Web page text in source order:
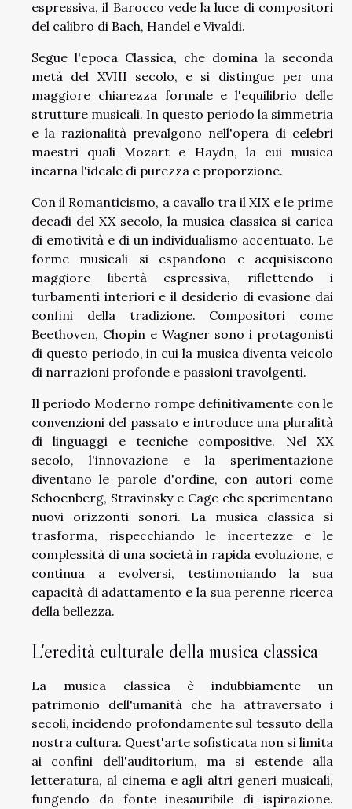
espressiva, il Barocco vede la luce di compositori
del calibro di Bach, Handel e Vivaldi.
Segue l'epoca Classica, che domina la seconda
metà del XVIII secolo, e si distingue per una
maggiore chiarezza formale e l'equilibrio delle
strutture musicali. In questo periodo la simmetria
e la razionalità prevalgono nell'opera di celebri
maestri quali Mozart e Haydn, la cui musica
incarna l'ideale di purezza e proporzione.
Con il Romanticismo, a cavallo tra il XIX e le prime
decadi del XX secolo, la musica classica si carica
di emotività e di un individualismo accentuato. Le
forme musicali si espandono e acquisiscono
maggiore libertà espressiva, riflettendo i
turbamenti interiori e il desiderio di evasione dai
confini della tradizione. Compositori come
Beethoven, Chopin e Wagner sono i protagonisti
di questo periodo, in cui la musica diventa veicolo
di narrazioni profonde e passioni travolgenti.
Il periodo Moderno rompe definitivamente con le
convenzioni del passato e introduce una pluralità
di linguaggi e tecniche compositive. Nel XX
secolo, l'innovazione e la sperimentazione
diventano le parole d'ordine, con autori come
Schoenberg, Stravinsky e Cage che sperimentano
nuovi orizzonti sonori. La musica classica si
trasforma, rispecchiando le incertezze e le
complessità di una società in rapida evoluzione, e
continua a evolversi, testimoniando la sua
capacità di adattamento e la sua perenne ricerca
della bellezza.
L'eredità culturale della musica classica
La musica classica è indubbiamente un
patrimonio dell'umanità che ha attraversato i
secoli, incidendo profondamente sul tessuto della
nostra cultura. Quest'arte sofisticata non si limita
ai confini dell'auditorium, ma si estende alla
letteratura, al cinema e agli altri generi musicali,
fungendo da fonte inesauribile di ispirazione.